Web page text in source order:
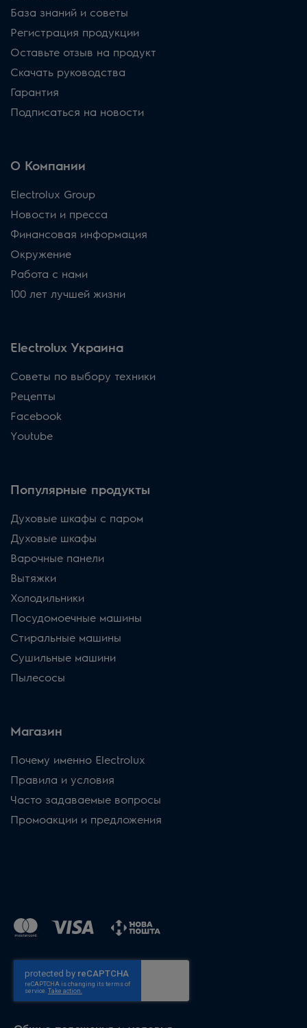
База знаний и советы
Регистрация продукции
Оставьте отзыв на продукт
Скачать руководства
Гарантия
Подписаться на новости
О Компании
Electrolux Group
Новости и пресса
Финансовая информация
Окружение
Работа с нами
100 лет лучшей жизни
Electrolux Украина
Советы по выбору техники
Рецепты
Facebook
Youtube
Популярные продукты
Духовые шкафы с паром
Духовые шкафы
Варочные панели
Вытяжки
Холодильники
Посудомоечные машины
Стиральные машины
Сушильные машини
Пылесосы
Магазин
Почему именно Electrolux
Правила и условия
Часто задаваемые вопросы
Промоакции и предложения